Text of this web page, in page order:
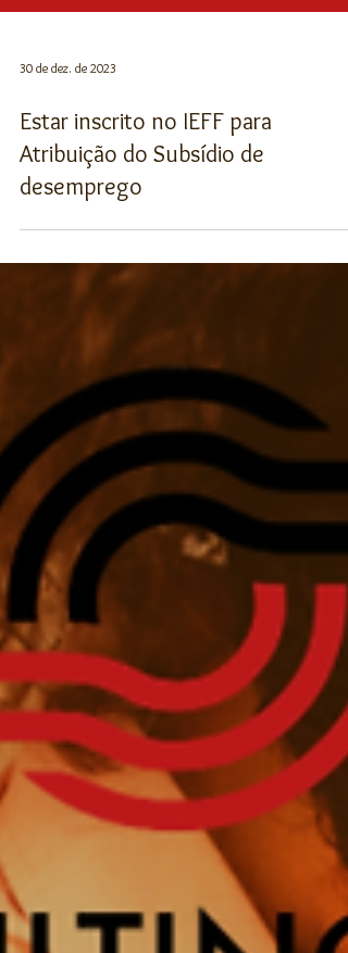
30 de dez. de 2023
Estar inscrito no IEFF para
Atribuição do Subsídio de
desemprego